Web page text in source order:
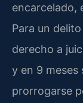
encarcelado,
Para un
derecho a
y en 9 meses
prorrogarse